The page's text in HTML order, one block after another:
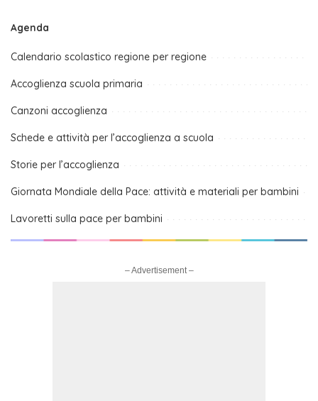
Agenda
Calendario scolastico regione per regione
Accoglienza scuola primaria
Canzoni accoglienza
Schede e attività per l’accoglienza a scuola
Storie per l’accoglienza
Giornata Mondiale della Pace: attività e materiali per bambini
Lavoretti sulla pace per bambini
– Advertisement –